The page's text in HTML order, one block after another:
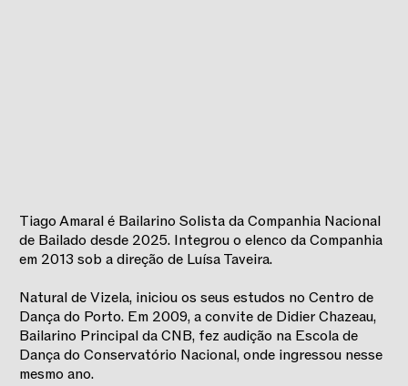
Tiago Amaral é Bailarino Solista da Companhia Nacional
de Bailado desde 2025. Integrou o elenco da Companhia
em 2013 sob a direção de Luísa Taveira.
Natural de Vizela, iniciou os seus estudos no Centro de
Dança do Porto. Em 2009, a convite de Didier Chazeau,
Bailarino Principal da CNB, fez audição na Escola de
Dança do Conservatório Nacional, onde ingressou nesse
mesmo ano.